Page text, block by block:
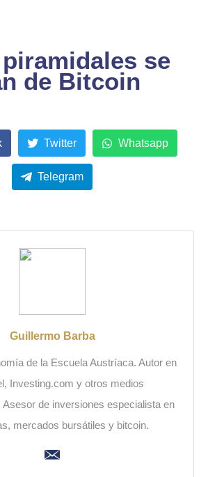
se
de Bitcoin
Twitter Whatsapp
Telegram
Guillermo Barba
de la Escuela Austríaca. Autor en
Investing.com y otros medios
de inversiones especialista en
mercados bursátiles y bitcoin.